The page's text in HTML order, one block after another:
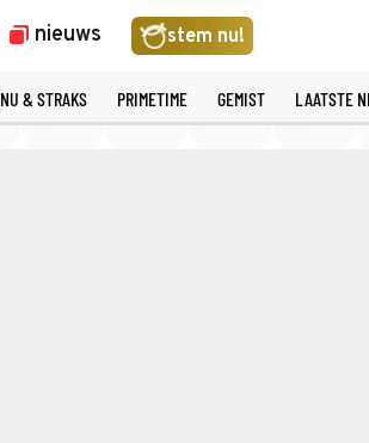
nieuws stem nu!
NU & STRAKS PRIMETIME GEMIST LAATSTE